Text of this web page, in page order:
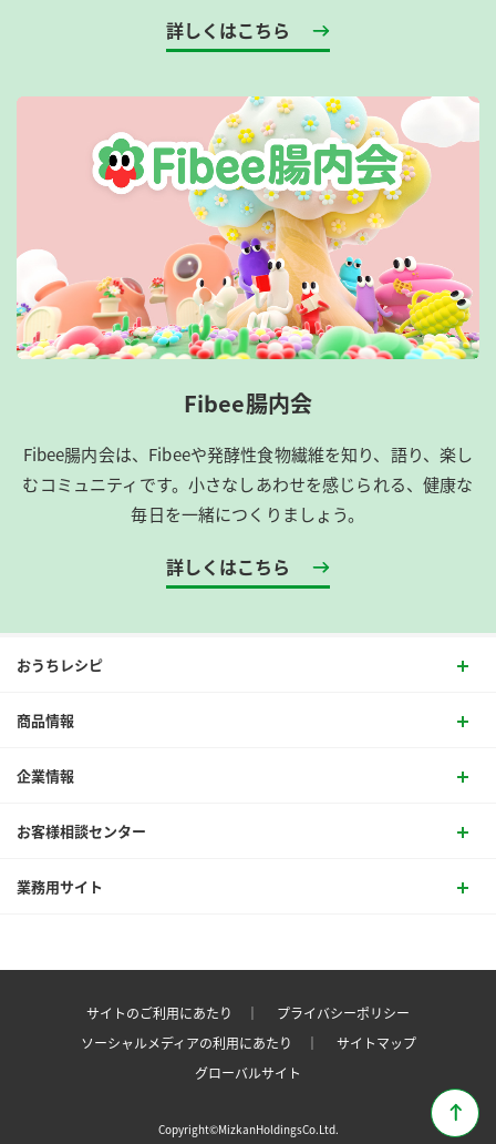
詳しくはこちら
Fibee腸内会
Fibee腸内会は、​Fibeeや発酵性食物繊維を知り、語り、楽し
むコミュニティです。​小さなしあわせを感じられる、健康な
毎日を一緒につくりましょう。
詳しくはこちら
おうちレシピ
商品情報
企業情報
お客様相談センター
業務用サイト
サイトのご利用にあたり ｜
プライバシーポリシー
ソーシャルメディアの利用にあたり ｜
サイトマップ
グローバルサイト
Copyright©MizkanHoldingsCo.Ltd.